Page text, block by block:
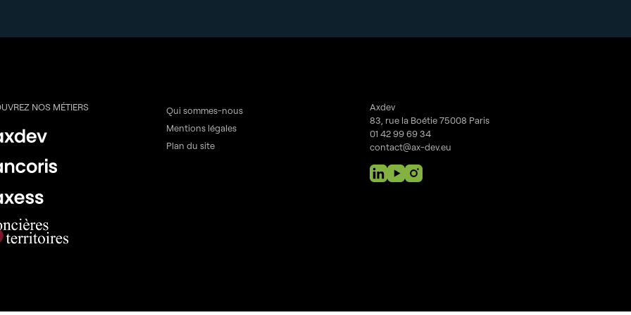
NOS MÉTIERS
Qui sommes-nous
Mentions légales
Plan du site
Axdev
83, rue la Boétie 75008 Paris
01 42 99 69 34
contact@ax-dev.eu